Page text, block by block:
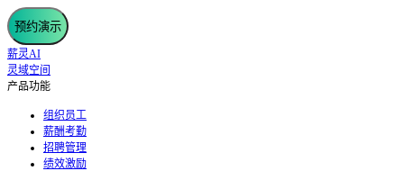
预约演示
薪灵AI
灵域空间
产品功能
组织员工
薪酬考勤
招聘管理
绩效激励